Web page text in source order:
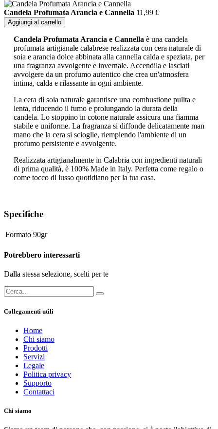
Candela Profumata Arancia e Cannella 11,99 €
Aggiungi al carrello
Candela Profumata Arancia e Cannella è una candela
profumata artigianale calabrese realizzata con cera naturale di
soia e arancia dolce abbinata alla cannella calda e speziata, per
una fragranza avvolgente e invernale. Accendila e lasciati
avvolgere da un profumo autentico che crea un'atmosfera
intima, calda e rilassante in ogni ambiente.
La cera di soia naturale garantisce una combustione pulita e
lenta, riducendo il fumo e prolungando la durata della
candela. Lo stoppino in cotone naturale assicura una fiamma
stabile e uniforme. La fragranza si diffonde delicatamente man
mano che la cera si scioglie, riempiendo l'ambiente di un
profumo persistente e avvolgente.
Realizzata artigianalmente in Calabria con ingredienti naturali
di prima qualità, è 100% Made in Italy. Perfetta come regalo o
come tocco di lusso quotidiano per la tua casa.
Specifiche
Formato 90gr
Potrebbero interessarti
Dalla stessa selezione, scelti per te
Collegamenti utili
Home
Chi siamo
Prodotti
Servizi
Legale
Politica privacy
Supporto
Contattaci
Chi siamo